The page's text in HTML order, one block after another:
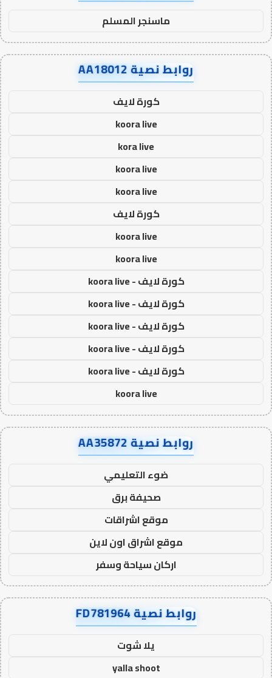
ماسنجر المسلم
روابط نصية AA18012
كورة لايف
koora live
kora live
koora live
koora live
كورة لايف
koora live
koora live
كورة لايف - koora live
كورة لايف - koora live
كورة لايف - koora live
كورة لايف - koora live
كورة لايف - koora live
koora live
روابط نصية AA35872
ضوء التعليمي
صحيفة برق
موقع اشراقات
موقع اشراق اون لاين
اركان سياحة وسفر
روابط نصية FD781964
يلا شوت
yalla shoot